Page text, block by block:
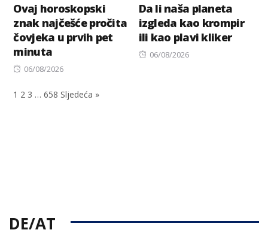
Ovaj horoskopski
znak najčešće pročita
čovjeka u prvih pet
minuta
Posted
06/08/2026
Da li naša planeta
izgleda kao krompir
ili kao plavi kliker
Posted
06/08/2026
1 2 3 … 658 Sljedeća »
DE/AT